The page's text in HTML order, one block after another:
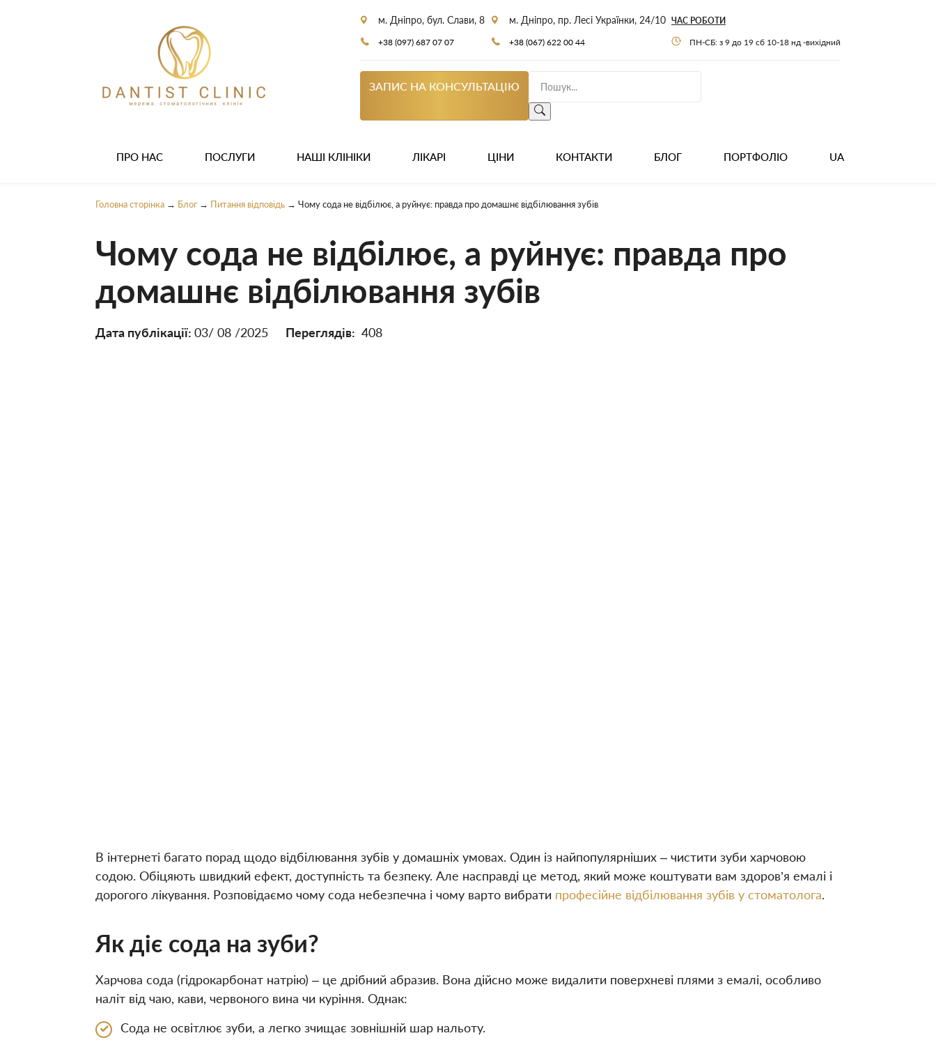
м. Дніпро, бул. Слави, 8
+38 (097) 687 07 07
м. Дніпро, пр. Лесі Українки, 24/10
+38 (067) 622 00 44
ЧАС РОБОТИ
ПН-СБ: з 9 до 19 сб 10-18 нд -вихідний
ЗАПИС НА КОНСУЛЬТАЦІЮ
ПРО НАС ПОСЛУГИ НАШІ КЛІНІКИ ЛІКАРІ ЦІНИ КОНТАКТИ БЛОГ ПОРТФОЛІО UA
Головна сторінка → Блог→ Питання відповідь → Чому сода не відбілює, а руйнує: правда про домашнє відбілювання зубів
Чому сода не відбілює, а руйнує: правда про
домашнє відбілювання зубів
Дата публікації: 03/ 08 /2025 Переглядів: 408
В інтернеті багато порад щодо відбілювання зубів у домашніх умовах. Один із найпопулярніших – чистити зуби харчовою
содою. Обіцяють швидкий ефект, доступність та безпеку. Але насправді це метод, який може коштувати вам здоров’я емалі і
дорогого лікування. Розповідаємо чому сода небезпечна і чому варто вибрати професійне відбілювання зубів у стоматолога.
Як діє сода на зуби?
Харчова сода (гідрокарбонат натрію) – це дрібний абразив. Вона дійсно може видалити поверхневі плями з емалі, особливо
наліт від чаю, кави, червоного вина чи куріння. Однак:
Сода не освітлює зуби, а легко зчищає зовнішній шар нальоту.